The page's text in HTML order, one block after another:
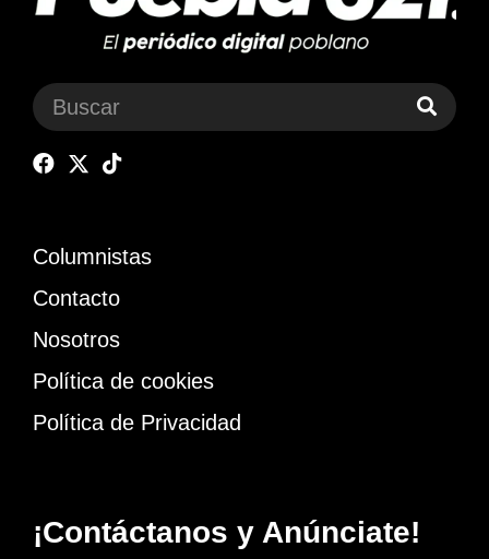
Columnistas
Contacto
Nosotros
Política de cookies
Política de Privacidad
¡Contáctanos y Anúnciate!